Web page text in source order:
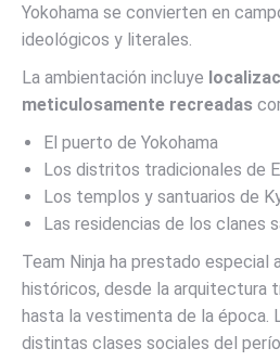
Yokohama se convierten en
ideológicos y literales.
La ambientación incluye
meticulosamente recreadas
El puerto de Yokohama
Los distritos tradicionales de
Los templos y santuarios de
Las residencias de los clanes
Team Ninja ha prestado especial
históricos, desde la arquitectura
hasta la vestimenta de la época.
distintas clases sociales del